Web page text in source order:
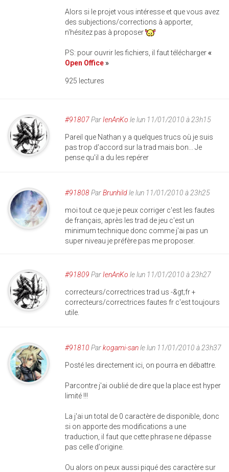
Alors si le projet vous intéresse et que vous avez
des subjections/corrections à apporter,
n'hésitez pas à proposer
PS: pour ouvrir les fichiers, il faut télécharger«
Open Office»
925 lectures
#91807Par IenAnKo le lun 11/01/2010 à 23h15
Pareil que Nathan y a quelques trucs où je suis
pas trop d'accord sur la trad mais bon... Je
pense qu'il a du les repérer
#91808ParBrunhildle lun 11/01/2010 à 23h25
moi tout ce que je peux corriger c'est les fautes
de français, après les trad de jeu c'est un
minimum technique donc comme j'ai pas un
super niveau je préfère pas me proposer.
#91809 Par IenAnKo le lun 11/01/2010 à 23h27
correcteurs/correctrices trad us -&gt;fr +
correcteurs/correctrices fautes fr c'est toujours
utile.
#91810 Parkogami-sanle lun 11/01/2010 à 23h37
Posté les directement ici, on pourra en débattre.
Parcontre j'ai oublié de dire que la place est hyper
limité !!!
La j'ai un total de 0 caractère de disponible, donc
si on apporte des modifications a une
traduction, il faut que cette phrase ne dépasse
pas celle d'origine.
Ou alors on peux aussi piqué des caractère sur